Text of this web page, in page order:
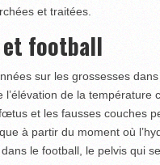
et traitées.
et football
sur les grossesses
l’élévation de la
et les fausses couches
à partir du moment où
le football, le pelvis qui